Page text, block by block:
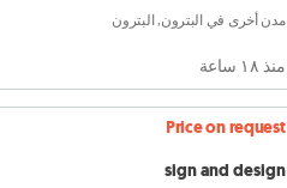
مدن أخرى في البترون, البترون
منذ ١٨ ساعة
Price on request
sign and design